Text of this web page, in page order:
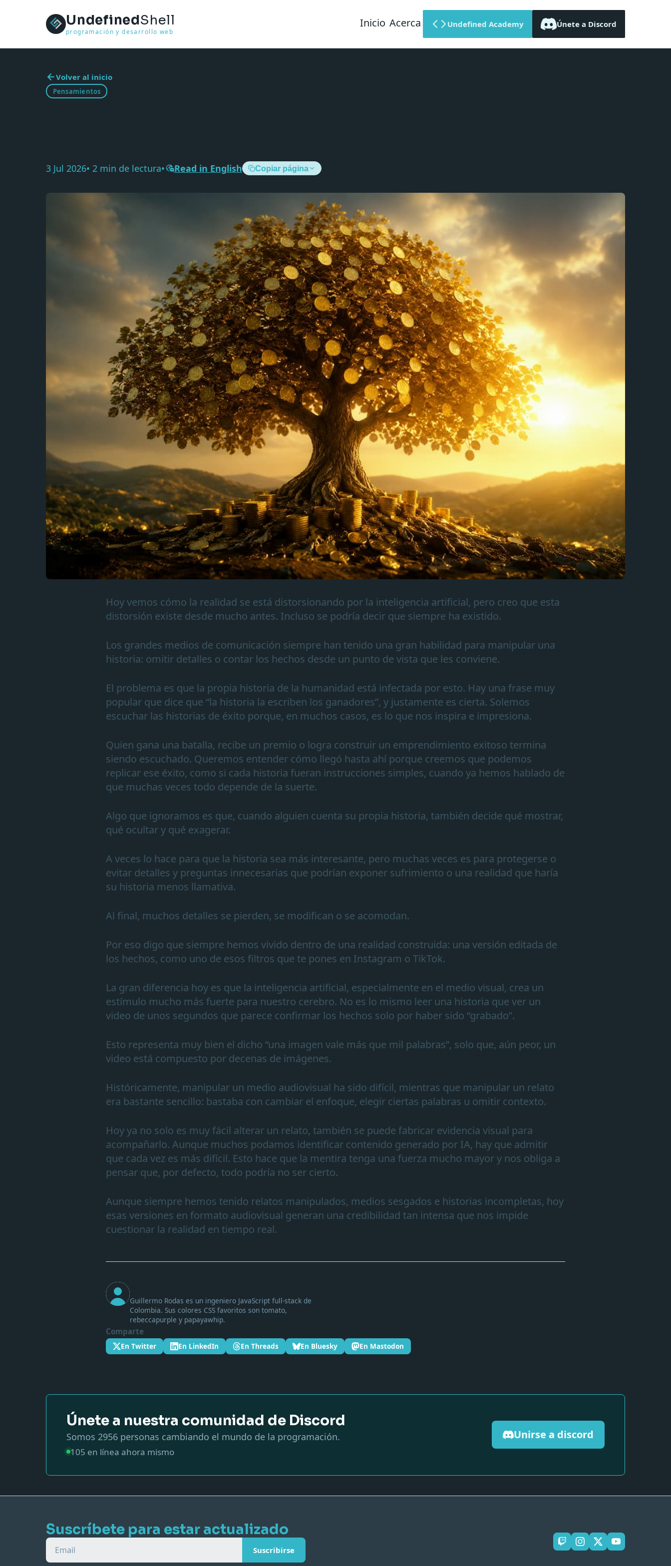
UndefinedShell
programación y desarrollo web
Inicio Acerca Undefined Academy Únete a Discord
Volver al inicio
Pensamientos
3 Jul 2026• 2 min de lectura• Read in English Copiar página
Hoy vemos cómo la realidad se está distorsionando por la inteligencia artificial, pero creo que esta
distorsión existe desde mucho antes. Incluso se podría decir que siempre ha existido.
Los grandes medios de comunicación siempre han tenido una gran habilidad para manipular una
historia: omitir detalles o contar los hechos desde un punto de vista que les conviene.
El problema es que la propia historia de la humanidad está infectada por esto. Hay una frase muy
popular que dice que “la historia la escriben los ganadores”, y justamente es cierta. Solemos
escuchar las historias de éxito porque, en muchos casos, es lo que nos inspira e impresiona.
Quien gana una batalla, recibe un premio o logra construir un emprendimiento exitoso termina
siendo escuchado. Queremos entender cómo llegó hasta ahí porque creemos que podemos
replicar ese éxito, como si cada historia fueran instrucciones simples, cuando ya hemos hablado de
que muchas veces todo depende de la suerte.
Algo que ignoramos es que, cuando alguien cuenta su propia historia, también decide qué mostrar,
qué ocultar y qué exagerar.
A veces lo hace para que la historia sea más interesante, pero muchas veces es para protegerse o
evitar detalles y preguntas innecesarias que podrían exponer sufrimiento o una realidad que haría
su historia menos llamativa.
Al final, muchos detalles se pierden, se modifican o se acomodan.
Por eso digo que siempre hemos vivido dentro de una realidad construida: una versión editada de
los hechos, como uno de esos filtros que te pones en Instagram o TikTok.
La gran diferencia hoy es que la inteligencia artificial, especialmente en el medio visual, crea un
estímulo mucho más fuerte para nuestro cerebro. No es lo mismo leer una historia que ver un
video de unos segundos que parece confirmar los hechos solo por haber sido “grabado”.
Esto representa muy bien el dicho “una imagen vale más que mil palabras”, solo que, aún peor, un
video está compuesto por decenas de imágenes.
Históricamente, manipular un medio audiovisual ha sido difícil, mientras que manipular un relato
era bastante sencillo: bastaba con cambiar el enfoque, elegir ciertas palabras u omitir contexto.
Hoy ya no solo es muy fácil alterar un relato, también se puede fabricar evidencia visual para
acompañarlo. Aunque muchos podamos identificar contenido generado por IA, hay que admitir
que cada vez es más difícil. Esto hace que la mentira tenga una fuerza mucho mayor y nos obliga a
pensar que, por defecto, todo podría no ser cierto.
Aunque siempre hemos tenido relatos manipulados, medios sesgados e historias incompletas, hoy
esas versiones en formato audiovisual generan una credibilidad tan intensa que nos impide
cuestionar la realidad en tiempo real.
Guillermo Rodas es un ingeniero JavaScript full-stack de
Colombia. Sus colores CSS favoritos son tomato,
rebeccapurple y papayawhip.
Comparte
En Twitter En LinkedIn En Threads En Bluesky En Mastodon
Únete a nuestra comunidad de Discord
Somos 2956 personas cambiando el mundo de la programación.
105 en línea ahora mismo
Unirse a discord
Suscríbete para estar actualizado
Email Suscribirse